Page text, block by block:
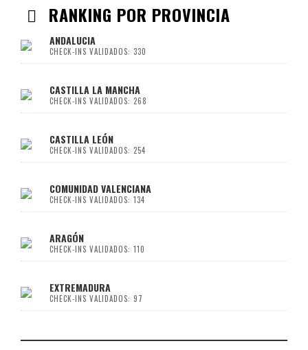
RANKING POR PROVINCIA
ANDALUCIA
CHECK-INS VALIDADOS: 330
CASTILLA LA MANCHA
CHECK-INS VALIDADOS: 268
CASTILLA LEÓN
CHECK-INS VALIDADOS: 254
COMUNIDAD VALENCIANA
CHECK-INS VALIDADOS: 134
ARAGÓN
CHECK-INS VALIDADOS: 110
EXTREMADURA
CHECK-INS VALIDADOS: 97